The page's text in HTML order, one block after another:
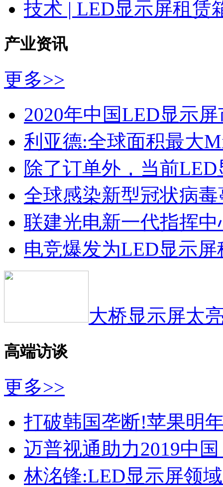
技术 | LED显示屏租赁
产业资讯
更多>>
2020年中国LED显示
利亚德:全球面积最大
除了订单外，当前
全球感染新型冠状病
联建光电新一代指挥
电竞爆发为LED显示
大桥显示屏太
高端访谈
更多>>
打破韩国垄断!苹果明
迈普视通助力2019中
林洺锋:LED显示屏领